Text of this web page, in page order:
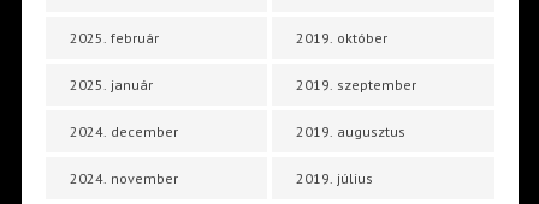
2025. február
2025. január
2024. december
2024. november
2019. október
2019. szeptember
2019. augusztus
2019. július